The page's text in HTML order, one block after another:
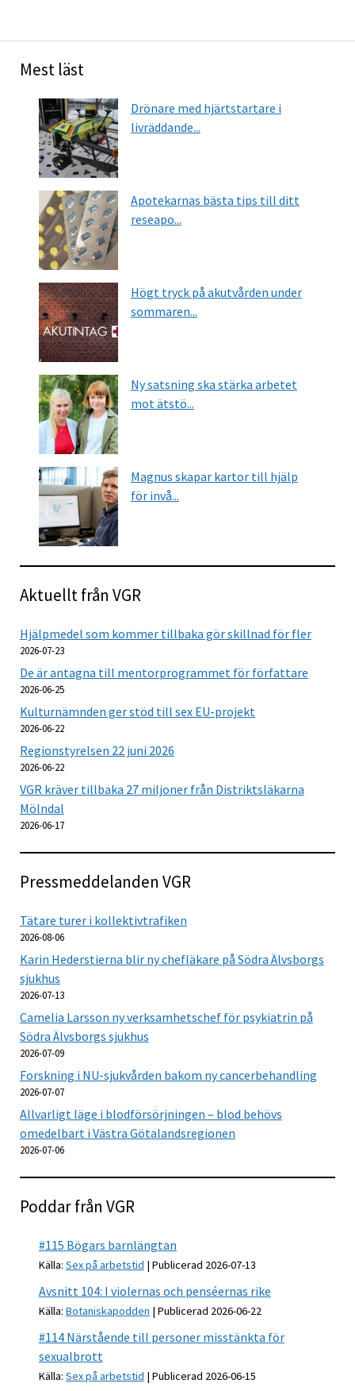
Mest läst
Drönare med hjärtstartare i
livräddande...
Apotekarnas bästa tips till ditt
reseapo...
Högt tryck på akutvården under
sommaren...
Ny satsning ska stärka arbetet
mot ätstö...
Magnus skapar kartor till hjälp
för invå...
Aktuellt från VGR
Hjälpmedel som kommer tillbaka gör skillnad för fler
2026-07-23
De är antagna till mentorprogrammet för författare
2026-06-25
Kulturnämnden ger stöd till sex EU-projekt
2026-06-22
Regionstyrelsen 22 juni 2026
2026-06-22
VGR kräver tillbaka 27 miljoner från Distriktsläkarna
Mölndal
2026-06-17
Pressmeddelanden VGR
Tätare turer i kollektivtrafiken
2026-08-06
Karin Hederstierna blir ny chefläkare på Södra Älvsborgs
sjukhus
2026-07-13
Camelia Larsson ny verksamhetschef för psykiatrin på
Södra Älvsborgs sjukhus
2026-07-09
Forskning i NU-sjukvården bakom ny cancerbehandling
2026-07-07
Allvarligt läge i blodförsörjningen – blod behövs
omedelbart i Västra Götalandsregionen
2026-07-06
Poddar från VGR
#115 Bögars barnlängtan
Källa: Sex på arbetstid Publicerad 2026-07-13
Avsnitt 104: I violernas och penséernas rike
Källa: Botaniskapodden Publicerad 2026-06-22
#114 Närstående till personer misstänkta för
sexualbrott
Källa: Sex på arbetstid Publicerad 2026-06-15